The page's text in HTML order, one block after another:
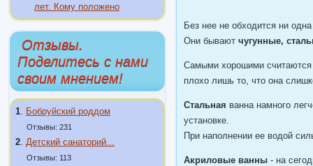
лет. Кому положено
Отзывы.
Поделитесь с нами
своим мнением!
1 Бобруйский роддом
Отзывы: 231
2 Детский санаторий...
Отзывы: 113
Без нее не обходится ни
Они бывают чугунные,
Самыми хорошими считаются
плохо лишь то, что она
Стальная ванна намного
установке.
При наполнении ее водой
Акриловые ванны - на